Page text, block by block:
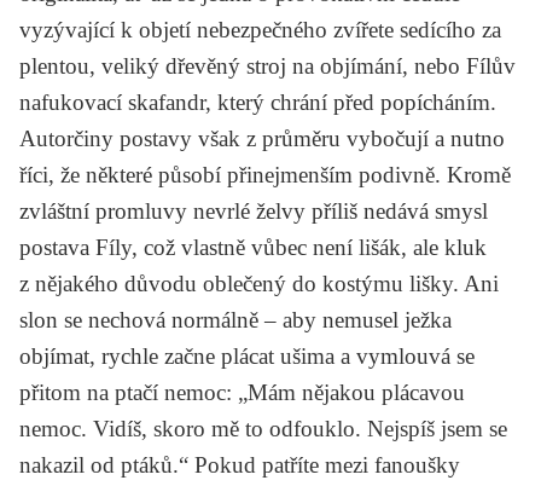
vyzývající k objetí nebezpečného zvířete sedícího za
plentou, veliký dřevěný stroj na objímání, nebo Fílův
nafukovací skafandr, který chrání před popícháním.
Autorčiny postavy však z průměru vybočují a nutno
říci, že některé působí přinejmenším podivně. Kromě
zvláštní promluvy nevrlé želvy příliš nedává smysl
postava Fíly, což vlastně vůbec není lišák, ale kluk
z nějakého důvodu oblečený do kostýmu lišky. Ani
slon se nechová normálně – aby nemusel ježka
objímat, rychle začne plácat ušima a vymlouvá se
přitom na ptačí nemoc: „Mám nějakou plácavou
nemoc. Vidíš, skoro mě to odfouklo. Nejspíš jsem se
nakazil od ptáků.“ Pokud patříte mezi fanoušky